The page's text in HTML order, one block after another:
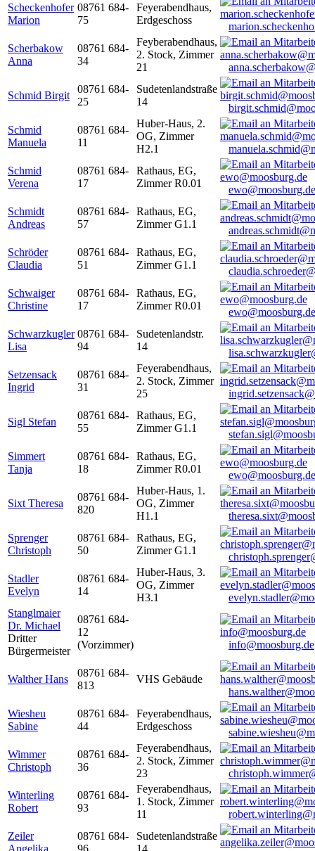
Scheckenhofer
Marion
08761 684-
75
Feyerabendhaus,
Erdgeschoss
Scherbakow
Anna
08761 684-
34
Feyberabendhaus,
2. Stock, Zimmer
21
Schmid Birgit
08761 684-
25
Sudetenlandstraße
14
Schmid
Manuela
08761 684-
11
Huber-Haus, 2.
OG, Zimmer
H2.1
Schmid
Verena
08761 684-
17
Rathaus, EG,
Zimmer R0.01
ewo@moosburg.de
Schmidt
Andreas
08761 684-
57
Rathaus, EG,
Zimmer G1.1
Schröder
Claudia
08761 684-
51
Rathaus, EG,
Zimmer G1.1
Schwaiger
Christine
08761 684-
17
Rathaus, EG,
Zimmer R0.01
ewo@moosburg.de
Schwarzkugler
Lisa
08761 684-
94
Sudetenlandstr.
14
Setzensack
Ingrid
08761 684-
31
Feyerabendhaus,
2. Stock, Zimmer
25
Sigl Stefan
08761 684-
55
Rathaus, EG,
Zimmer G1.1
Simmert
Tanja
08761 684-
18
Rathaus, EG,
Zimmer R0.01
ewo@moosburg.de
Sixt Theresa
08761 684-
820
Huber-Haus, 1.
OG, Zimmer
H1.1
Sprenger
Christoph
08761 684-
50
Rathaus, EG,
Zimmer G1.1
Stadler
Evelyn
08761 684-
14
Huber-Haus, 3.
OG, Zimmer
H3.1
Stanglmaier
Dr. Michael
Dritter
Bürgermeister
08761 684-
12
(Vorzimmer)
info@moosburg.de
Walther Hans
08761 684-
813
VHS Gebäude
Wiesheu
Sabine
08761 684-
44
Feyerabendhaus,
Erdgeschoss
Wimmer
Christoph
08761 684-
36
Feyerabendhaus,
2. Stock, Zimmer
23
Winterling
Robert
08761 684-
93
Feyerabendhaus,
1. Stock, Zimmer
11
Zeiler
Angelika
08761 684-
96
Sudetenlandstraße
14